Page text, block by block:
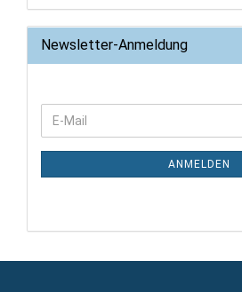
Newsletter-Anmeldung
ZUR
E-
Mail
ANMELDEN